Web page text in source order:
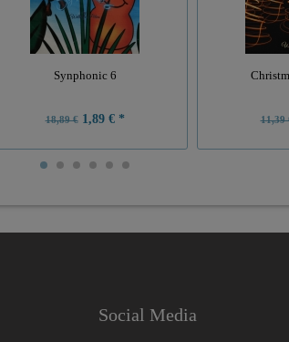
Synphonic 6
18,89 €1,89 € * 11,39
Social Media